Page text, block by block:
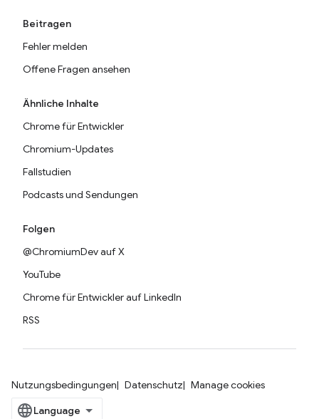
Beitragen
Fehler melden
Offene Fragen ansehen
Ähnliche Inhalte
Chrome für Entwickler
Chromium-Updates
Fallstudien
Podcasts und Sendungen
Folgen
@ChromiumDev auf X
YouTube
Chrome für Entwickler auf LinkedIn
RSS
Nutzungsbedingungen Datenschutz Manage cookies